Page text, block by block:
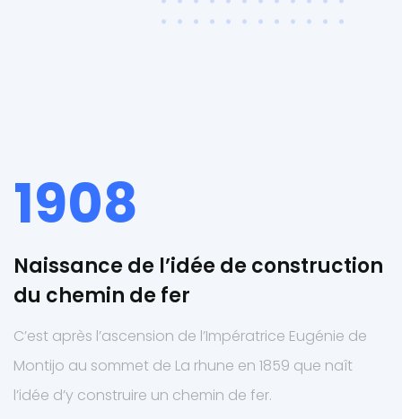
1908
Naissance de l’idée de construction
du chemin de fer
C’est après l’ascension de l’Impératrice Eugénie de
Montijo au sommet de La rhune en 1859 que naît
l’idée d’y construire un chemin de fer.